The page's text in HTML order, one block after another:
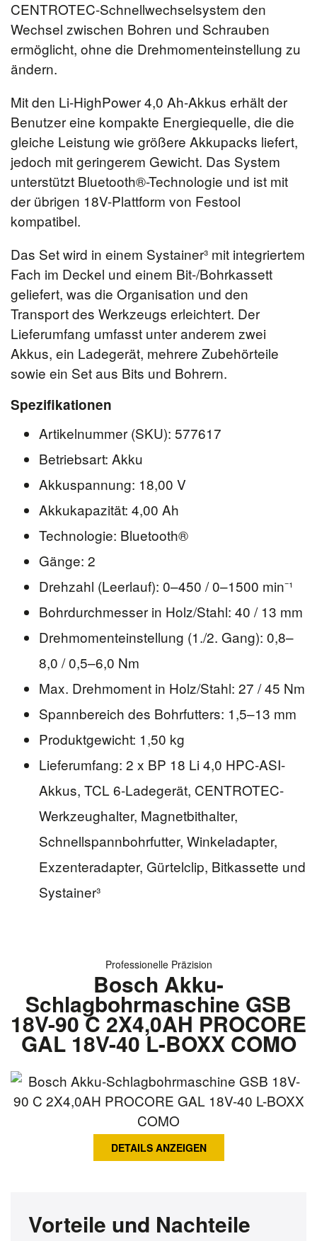
CENTROTEC-Schnellwechselsystem den
Wechsel zwischen Bohren und Schrauben
ermöglicht, ohne die Drehmomenteinstellung zu
ändern.
Mit den Li-HighPower 4,0 Ah-Akkus erhält der
Benutzer eine kompakte Energiequelle, die die
gleiche Leistung wie größere Akkupacks liefert,
jedoch mit geringerem Gewicht. Das System
unterstützt Bluetooth®-Technologie und ist mit
der übrigen 18V-Plattform von Festool
kompatibel.
Das Set wird in einem Systainer³ mit integriertem
Fach im Deckel und einem Bit-/Bohrkassett
geliefert, was die Organisation und den
Transport des Werkzeugs erleichtert. Der
Lieferumfang umfasst unter anderem zwei
Akkus, ein Ladegerät, mehrere Zubehörteile
sowie ein Set aus Bits und Bohrern.
Spezifikationen
Artikelnummer (SKU): 577617
Betriebsart: Akku
Akkuspannung: 18,00 V
Akkukapazität: 4,00 Ah
Technologie: Bluetooth®
Gänge: 2
Drehzahl (Leerlauf): 0–450 / 0–1500 min⁻¹
Bohrdurchmesser in Holz/Stahl: 40 / 13 mm
Drehmomenteinstellung (1./2. Gang): 0,8–
8,0 / 0,5–6,0 Nm
Max. Drehmoment in Holz/Stahl: 27 / 45 Nm
Spannbereich des Bohrfutters: 1,5–13 mm
Produktgewicht: 1,50 kg
Lieferumfang: 2 x BP 18 Li 4,0 HPC-ASI-
Akkus, TCL 6-Ladegerät, CENTROTEC-
Werkzeughalter, Magnetbithalter,
Schnellspannbohrfutter, Winkeladapter,
Exzenteradapter, Gürtelclip, Bitkassette und
Systainer³
Professionelle Präzision
Bosch Akku-
Schlagbohrmaschine GSB
18V-90 C 2X4,0AH PROCORE
GAL 18V-40 L-BOXX COMO
Vorteile und Nachteile
DETAILS ANZEIGEN